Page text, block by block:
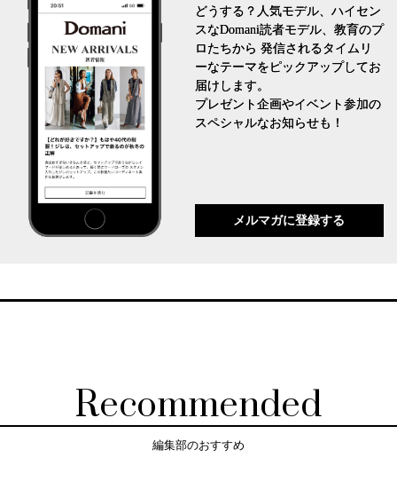
どうする？人気モデル、ハイセン
スなDomani読者モデル、教育のプ
ロたちから 発信されるタイムリ
ーなテーマをピックアップしてお
届けします。
プレゼント企画やイベント参加の
スペシャルなお知らせも！
メルマガに登録する
Recommended
編集部のおすすめ